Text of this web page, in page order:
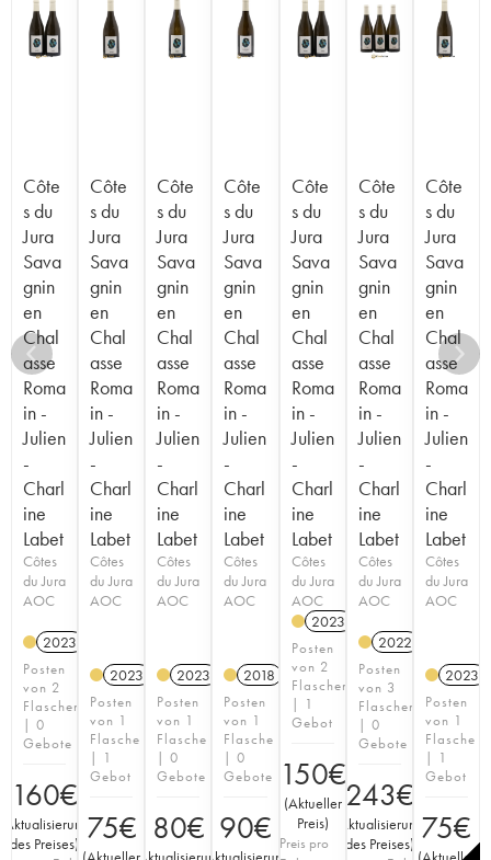
Côte
s du
Jura
Sava
gnin
en
Chal
asse
Roma
in -
Julien
-
Charl
ine
Labet
Côtes
du Jura
AOC
2023
Posten
von 2
Flaschen
| 0
Gebote
160€
Aktualisierung
des Preises)
Côte
s du
Jura
Sava
gnin
en
Chal
asse
Roma
in -
Julien
-
Charl
ine
Labet
Côtes
du Jura
AOC
2023
Posten
von 1
Flasche
| 1
Gebot
75€
Côte
s du
Jura
Sava
gnin
en
Chal
asse
Roma
in -
Julien
-
Charl
ine
Labet
Côtes
du Jura
AOC
2023
Posten
von 1
Flasche
| 0
Gebote
80€
Côte
s du
Jura
Sava
gnin
en
Chal
asse
Roma
in -
Julien
-
Charl
ine
Labet
Côtes
du Jura
AOC
2018
Posten
von 1
Flasche
| 0
Gebote
90€
Côte
s du
Jura
Sava
gnin
en
Chal
asse
Roma
in -
Julien
-
Charl
ine
Labet
Côtes
du Jura
AOC
2023
Posten
von 2
Flaschen
| 1
Gebot
150€
(Aktueller
Preis)
Preis pro
Côte
s du
Jura
Sava
gnin
en
Chal
asse
Roma
in -
Julien
-
Charl
ine
Labet
Côtes
du Jura
AOC
2022
Posten
von 3
Flaschen
| 0
Gebote
243€
Aktualisierung
des Preises)
Côte
s du
Jura
Sava
gnin
en
Chal
asse
Roma
in -
Julien
-
Charl
ine
Labet
Côtes
du Jura
AOC
2023
Posten
von 1
Flasche
| 1
Gebot
75€